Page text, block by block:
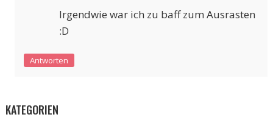
Irgendwie war ich zu baff zum Ausrasten
:D
Antworten
KATEGORIEN